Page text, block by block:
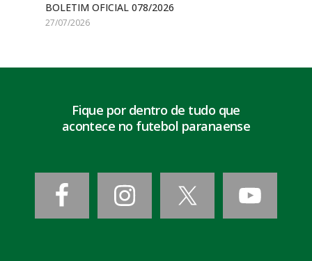
BOLETIM OFICIAL 078/2026
27/07/2026
Fique por dentro de tudo que
acontece no futebol paranaense